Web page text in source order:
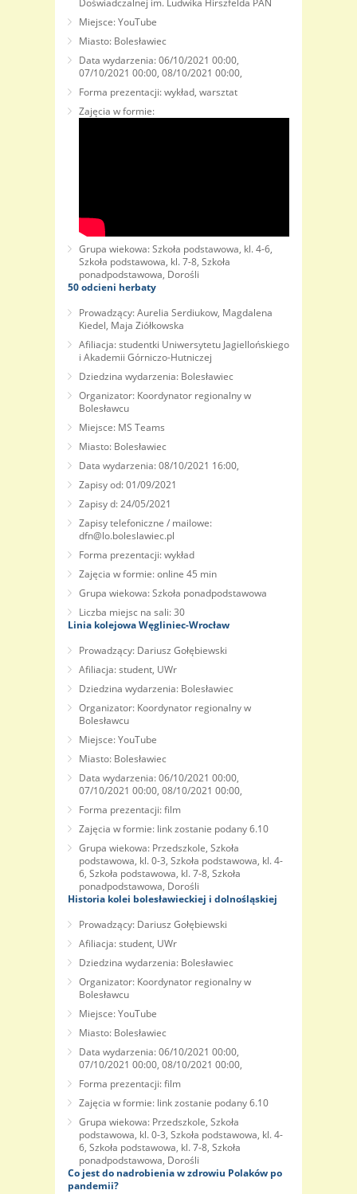
Doświadczalnej im. Ludwika Hirszfelda PAN
Miejsce: YouTube
Miasto: Bolesławiec
Data wydarzenia: 06/10/2021 00:00,
07/10/2021 00:00, 08/10/2021 00:00,
Forma prezentacji: wykład, warsztat
Zajęcia w formie:
Grupa wiekowa: Szkoła podstawowa, kl. 4-6,
Szkoła podstawowa, kl. 7-8, Szkoła
ponadpodstawowa, Dorośli
50 odcieni herbaty
Prowadzący: Aurelia Serdiukow, Magdalena
Kiedel, Maja Ziółkowska
Afiliacja: studentki Uniwersytetu Jagiellońskiego
i Akademii Górniczo-Hutniczej
Dziedzina wydarzenia: Bolesławiec
Organizator: Koordynator regionalny w
Bolesławcu
Miejsce: MS Teams
Miasto: Bolesławiec
Data wydarzenia: 08/10/2021 16:00,
Zapisy od: 01/09/2021
Zapisy d: 24/05/2021
Zapisy telefoniczne / mailowe:
dfn@lo.boleslawiec.pl
Forma prezentacji: wykład
Zajęcia w formie: online 45 min
Grupa wiekowa: Szkoła ponadpodstawowa
Liczba miejsc na sali: 30
Linia kolejowa Węgliniec-Wrocław
Prowadzący: Dariusz Gołębiewski
Afiliacja: student, UWr
Dziedzina wydarzenia: Bolesławiec
Organizator: Koordynator regionalny w
Bolesławcu
Miejsce: YouTube
Miasto: Bolesławiec
Data wydarzenia: 06/10/2021 00:00,
07/10/2021 00:00, 08/10/2021 00:00,
Forma prezentacji: film
Zajęcia w formie: link zostanie podany 6.10
Grupa wiekowa: Przedszkole, Szkoła
podstawowa, kl. 0-3, Szkoła podstawowa, kl. 4-
6, Szkoła podstawowa, kl. 7-8, Szkoła
ponadpodstawowa, Dorośli
Historia kolei bolesławieckiej i dolnośląskiej
Prowadzący: Dariusz Gołębiewski
Afiliacja: student, UWr
Dziedzina wydarzenia: Bolesławiec
Organizator: Koordynator regionalny w
Bolesławcu
Miejsce: YouTube
Miasto: Bolesławiec
Data wydarzenia: 06/10/2021 00:00,
07/10/2021 00:00, 08/10/2021 00:00,
Forma prezentacji: film
Zajęcia w formie: link zostanie podany 6.10
Grupa wiekowa: Przedszkole, Szkoła
podstawowa, kl. 0-3, Szkoła podstawowa, kl. 4-
6, Szkoła podstawowa, kl. 7-8, Szkoła
ponadpodstawowa, Dorośli
Co jest do nadrobienia w zdrowiu Polaków po
pandemii?